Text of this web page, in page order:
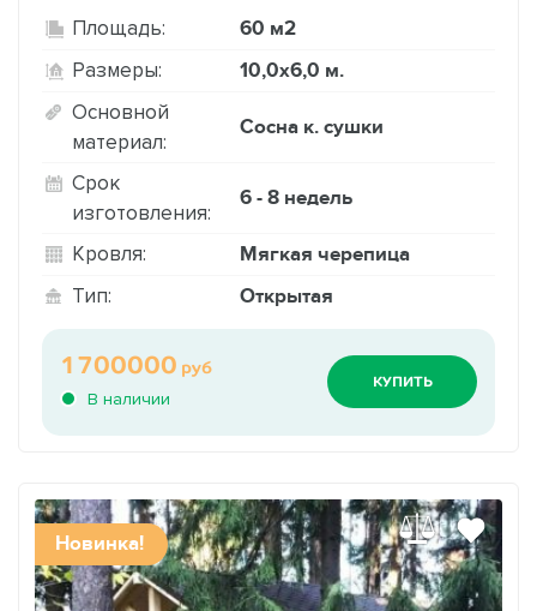
Площадь: 60 м2
Размеры: 10,0х6,0 м.
Основной
материал:
Сосна к. сушки
Срок
изготовления:
6 - 8 недель
Кровля: Мягкая черепица
Тип: Открытая
В наличии
1700000 руб
КУПИТЬ
Новинка!